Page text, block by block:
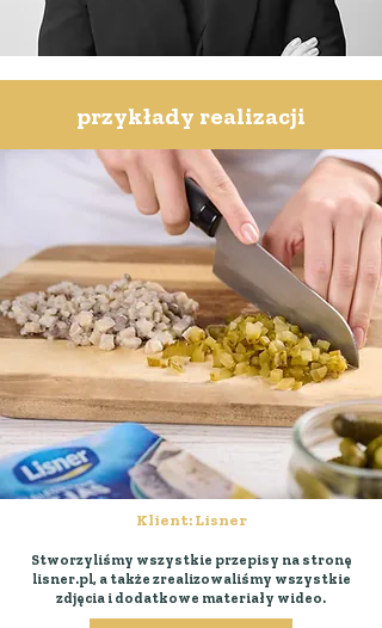
przykłady realizacji
Klient: Lisner
Stworzyliśmy wszystkie przepisy na stronę
lisner.pl, a także zrealizowaliśmy wszystkie
zdjęcia i dodatkowe materiały wideo.